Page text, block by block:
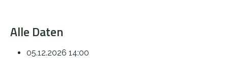
Alle Daten
05.12.2026 14:00